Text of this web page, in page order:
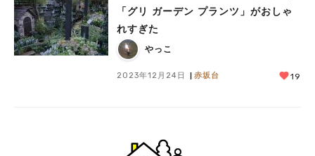
「グリ ガーデン プランツ」がおしゃ
れすぎた
やっこ
2023年12月24日 赤坂台 19